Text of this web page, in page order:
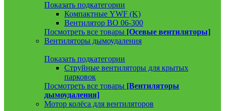
Показать подкатегории
Компактные YWF (K)
Вентилятор ВО 06-300
Посмотреть все товары [Осевые вентиляторы]
Вентиляторы дымоудаления
Показать подкатегории
Струйные вентиляторы для крытых
парковок
Посмотреть все товары [Вентиляторы
дымоудаления]
Мотор колёса для вентиляторов